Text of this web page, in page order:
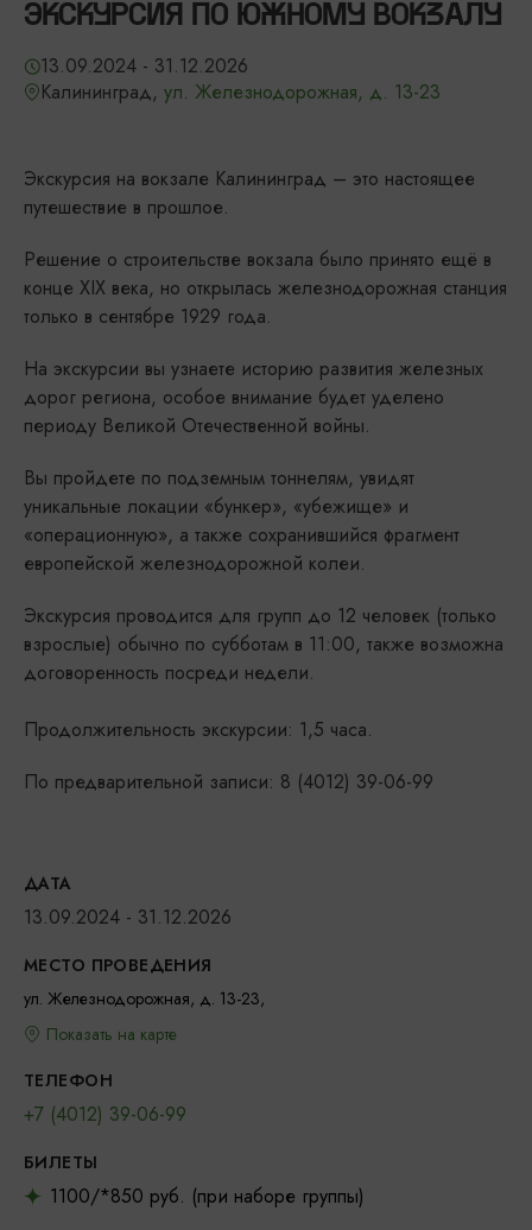
ЭКСКУРСИЯ ПО ЮЖНОМУ ВОКЗАЛУ
13.09.2024 - 31.12.2026
Калининград, ул. Железнодорожная, д. 13-23
Экскурсия на вокзале Калининград – это настоящее
путешествие в прошлое.
Решение о строительстве вокзала было принято ещё в
конце XIX века, но открылась железнодорожная станция
только в сентябре 1929 года.
На экскурсии вы узнаете историю развития железных
дорог региона, особое внимание будет уделено
периоду Великой Отечественной войны.
Вы пройдете по подземным тоннелям, увидят
уникальные локации «бункер», «убежище» и
«операционную», а также сохранившийся фрагмент
европейской железнодорожной колеи.
Экскурсия проводится для групп до 12 человек (только
взрослые) обычно по субботам в 11:00, также возможна
договоренность посреди недели.
Продолжительность экскурсии: 1,5 часа.
По предварительной записи: 8 (4012) 39-06-99
ДАТА
13.09.2024 - 31.12.2026
МЕСТО ПРОВЕДЕНИЯ
ул. Железнодорожная, д. 13-23,
Показать на карте
ТЕЛЕФОН
+7 (4012) 39-06-99
БИЛЕТЫ
1100/*850 руб. (при наборе группы)